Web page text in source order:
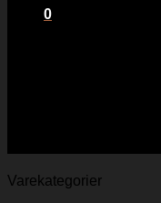
0
Varekategorier